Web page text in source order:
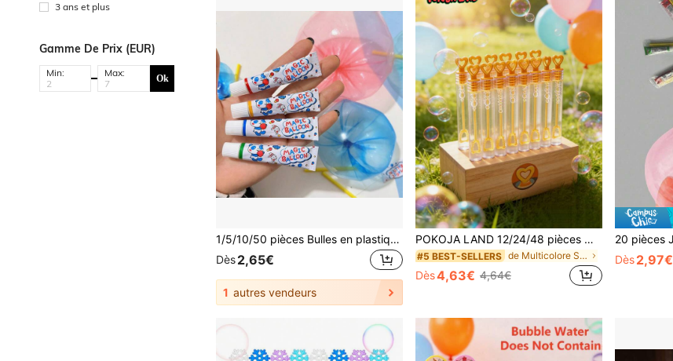
3 ans et plus
Gamme De Prix (EUR)
Min: Max: Ok
1/5/10/50 pièces Bulles en plastique classiques à 4 couleurs, Ballons à bulles colorés pour fête, à souffler avec des pailles, Remplissage de piñata pour célébration de fête (couleur aléatoire)
Dès2,65€
1 autres vendeurs
POKOJA LAND 12/24/48 pièces Mini Baguettes à bulles (sans liquide à bulles inclus), bâtons à bulles de couleur dorée, faveurs de mariage, convient pour mariage, célébration, anniversaire, fête d'anniversaire, fête de piscine d'été, fête nationale, Noël, Halloween, rentrée scolaire, décoration d'automne, décoration de printemps à été
#5 BEST-SELLERS de Multicolore Sports et jeux de plein air pour ad
Dès4,63€ 4,64€
Dès 2,97€